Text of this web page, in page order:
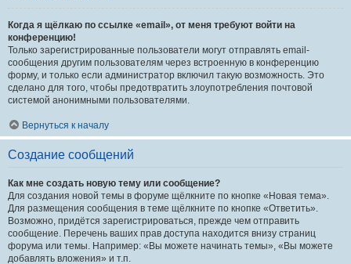
Когда я щёлкаю по ссылке «email», от меня требуют войти на
конференцию!
Только зарегистрированные пользователи могут отправлять email-
сообщения другим пользователям через встроенную в конференцию
форму, и только если администратор включил такую возможность. Это
сделано для того, чтобы предотвратить злоупотребления почтовой
системой анонимными пользователями.
Вернуться к началу
Создание сообщений
Как мне создать новую тему или сообщение?
Для создания новой темы в форуме щёлкните по кнопке «Новая тема».
Для размещения сообщения в теме щёлкните по кнопке «Ответить».
Возможно, придётся зарегистрироваться, прежде чем отправить
сообщение. Перечень ваших прав доступа находится внизу страниц
форума или темы. Например: «Вы можете начинать темы», «Вы можете
добавлять вложения» и т.п.